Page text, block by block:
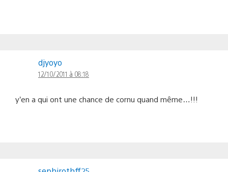
djyoyo
12/10/2011 à 08:18
y’en a qui ont une chance de cornu quand même…!!!